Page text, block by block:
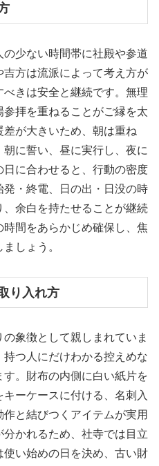
少ない時間帯に社殿や参道
方は流派によって考え方が
きは安全と継続です。無理
拝を重ねることがご縁を太
差が大きいため、朝は重ね
に誓い、昼に実行し、夜に
に合わせると、行動の密度
・終電、日の出・日没の時
余白を持たせることが継続
間をあらかじめ確保し、焦
しょう。
り入れ方
象徴として親しまれていま
つ人にだけわかる控えめな
。財布の内側に白い紙片を
ーケースに付ける、名刺入
と結びつくアイテムが実用
かれるため、社寺では目立
い始めの日を決め、古い財